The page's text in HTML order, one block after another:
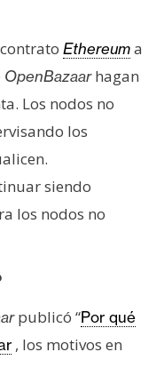
Ethereuma
OpenBazaarhagan
Los nodos no
los
siendo
los nodos no
publicó “Por qué
, los motivos en